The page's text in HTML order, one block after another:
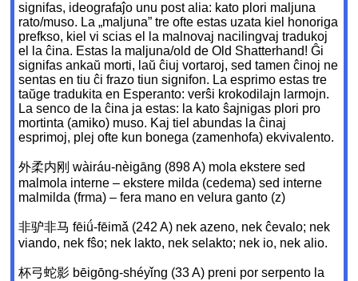
signifas, ideografaĵo unu post alia: kato plori maljuna
rato/muso. La „maljuna” tre ofte estas uzata kiel honoriga
prefkso, kiel vi scias el la malnovaj nacilingvaj tradukoj
el la ĉina. Estas la maljuna/old de Old Shatterhand! Ĝi
signifas ankaŭ morti, laŭ ĉiuj vortaroj, sed tamen ĉinoj ne
sentas en tiu ĉi frazo tiun signifon. La esprimo estas tre
taŭge tradukita en Esperanto: verŝi krokodilajn larmojn.
La senco de la ĉina ja estas: la kato ŝajnigas plori pro
mortinta (amiko) muso. Kaj tiel abundas la ĉinaj
esprimoj, plej ofte kun bonega (zamenhofa) ekvivalento.
外柔内刚 wàiráu-nèigāng (898 A) mola ekstere sed
malmola interne – ekstere milda (cedema) sed interne
malmilda (frma) – fera mano en velura ganto (z)
非驴非马 fēiǘ-fēimǎ (242 A) nek azeno, nek ĉevalo; nek
viando, nek fŝo; nek lakto, nek selakto; nek io, nek alio.
杯弓蛇影 bēigōng-shéyǐng (33 A) preni por serpento la